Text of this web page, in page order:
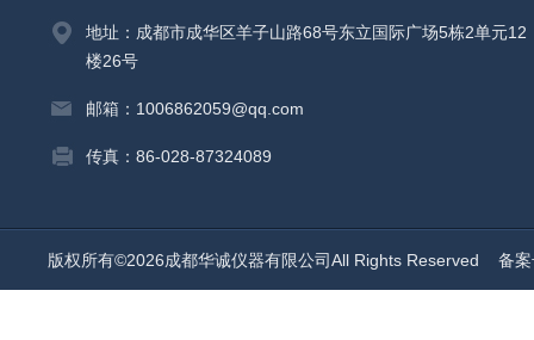
地址：成都市成华区羊子山路68号东立国际广场5栋2单元12
楼26号
邮箱：1006862059@qq.com
传真：86-028-87324089
版权所有©2026成都华诚仪器有限公司All Rights Reserved 备